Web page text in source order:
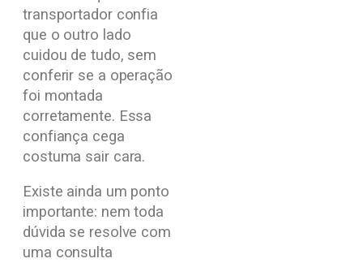
transportador confia
que o outro lado
cuidou de tudo, sem
conferir se a operação
foi montada
corretamente. Essa
confiança cega
costuma sair cara.
Existe ainda um ponto
importante: nem toda
dúvida se resolve com
uma consulta